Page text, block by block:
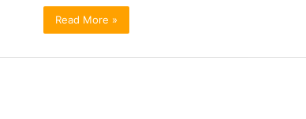
Read More »